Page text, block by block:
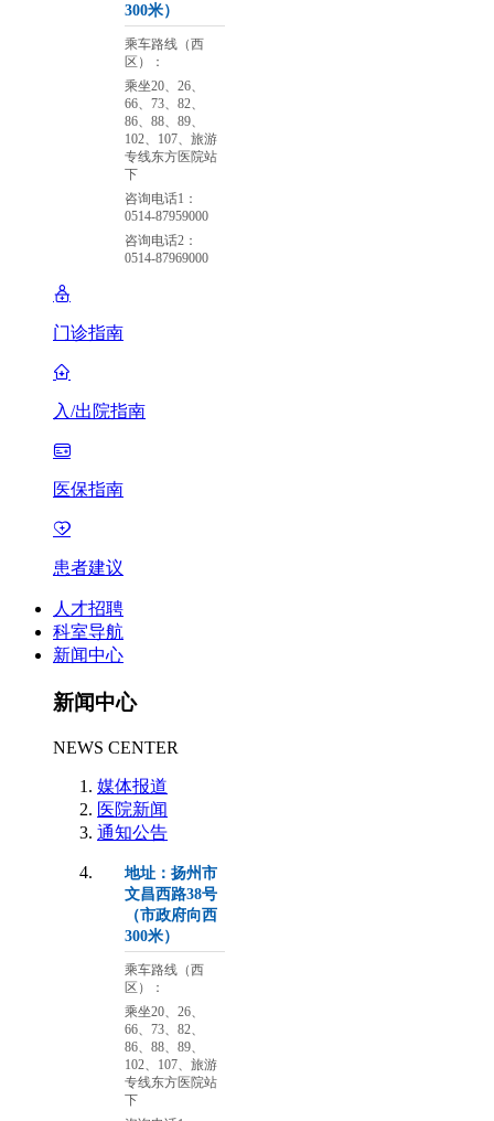
300米）
乘车路线（西
区）：
乘坐20、26、
66、73、82、
86、88、89、
102、107、旅游
专线东方医院站
下
咨询电话1：
0514-87959000
咨询电话2：
0514-87969000
门诊指南
入/出院指南
医保指南
患者建议
人才招聘
科室导航
新闻中心
新闻中心
NEWS CENTER
媒体报道
医院新闻
通知公告
地址：扬州市
文昌西路38号
（市政府向西
300米）
乘车路线（西
区）：
乘坐20、26、
66、73、82、
86、88、89、
102、107、旅游
专线东方医院站
下